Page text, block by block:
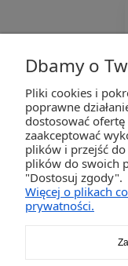
Dbamy o
Pliki cookies i
poprawne
dostosować
zaakceptować
plików i przejść
plików do swoich
"Dostosuj zgody".
Więcej o plikach
prywatności.